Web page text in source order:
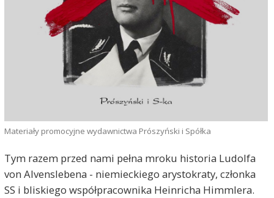
Materiały promocyjne wydawnictwa Prószyński i Spółka
Tym razem przed nami pełna mroku historia Ludolfa
von Alvenslebena - niemieckiego arystokraty, członka
SS i bliskiego współpracownika Heinricha Himmlera.